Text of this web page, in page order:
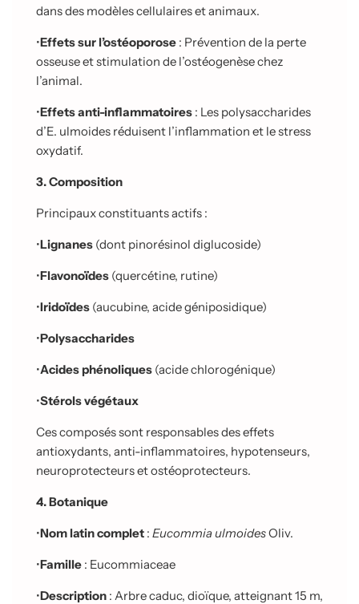
dans des modèles cellulaires et animaux.
•Effets sur l’ostéoporose : Prévention de la perte
osseuse et stimulation de l’ostéogenèse chez
l’animal.
•Effets anti-inflammatoires : Les polysaccharides
d’E. ulmoides réduisent l’inflammation et le stress
oxydatif.
3. Composition
Principaux constituants actifs :
•Lignanes (dont pinorésinol diglucoside)
•Flavonoïdes (quercétine, rutine)
•Iridoïdes (aucubine, acide géniposidique)
•Polysaccharides
•Acides phénoliques (acide chlorogénique)
•Stérols végétaux
Ces composés sont responsables des effets
antioxydants, anti-inflammatoires, hypotenseurs,
neuroprotecteurs et ostéoprotecteurs.
4. Botanique
•Nom latin complet : Eucommia ulmoidesOliv.
•Famille : Eucommiaceae
•Description : Arbre caduc, dioïque, atteignant 15 m,